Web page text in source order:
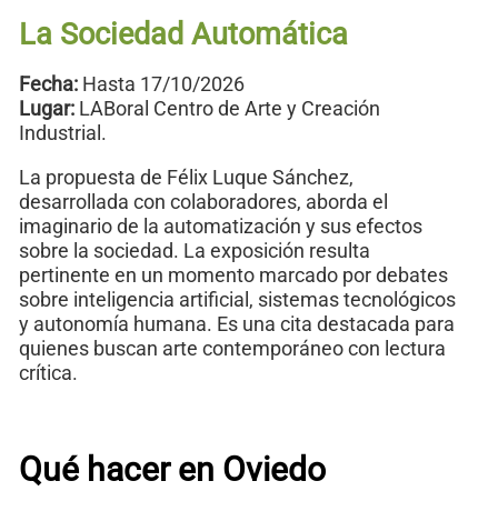
La Sociedad Automática
Fecha: Hasta 17/10/2026
Lugar: LABoral Centro de Arte y Creación
Industrial.
La propuesta de Félix Luque Sánchez,
desarrollada con colaboradores, aborda el
imaginario de la automatización y sus efectos
sobre la sociedad. La exposición resulta
pertinente en un momento marcado por debates
sobre inteligencia artificial, sistemas tecnológicos
y autonomía humana. Es una cita destacada para
quienes buscan arte contemporáneo con lectura
crítica.
Qué hacer en Oviedo